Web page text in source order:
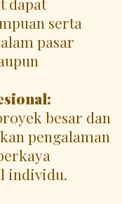
serta
pasar
besar dan
pengalaman
individu.